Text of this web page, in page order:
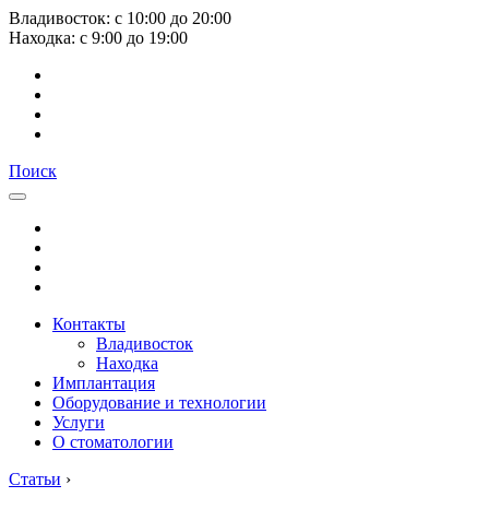
Владивосток: с 10:00 до 20:00
Находка: с 9:00 до 19:00
Поиск
Контакты
Владивосток
Находка
Имплантация
Оборудование и технологии
Услуги
О стоматологии
Статьи ›